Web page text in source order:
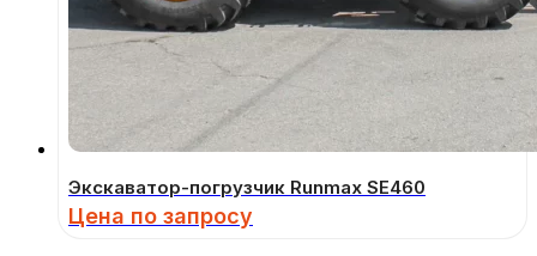
Экскаватор-погрузчик Runmax SE460
Цена по запросу